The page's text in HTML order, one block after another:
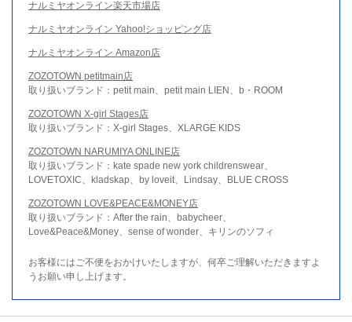
ナルミヤオンライン楽天市場店
ナルミヤオンライン Yahoo!ショッピング店
ナルミヤオンライン Amazon店
ZOZOTOWN petitmain店
取り扱いブランド：petit main、petit main LIEN、b・ROOM
ZOZOTOWN X-girl Stages店
取り扱いブランド：X-girl Stages、XLARGE KIDS
ZOZOTOWN NARUMIYA ONLINE店
取り扱いブランド：kate spade new york childrenswear、
LOVETOXIC、kladskap、by loveit、Lindsay、BLUE CROSS
ZOZOTOWN LOVE&PEACE&MONEY店
取り扱いブランド：After the rain、babycheer、
Love&Peace&Money、sense of wonder、キリンのソフィ
お客様にはご不便をおかけいたしますが、何卒ご理解いただきますよ
うお願い申し上げます。